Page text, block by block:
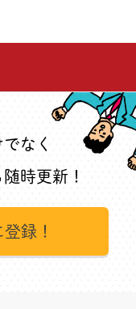
なく
随時更新！
録！